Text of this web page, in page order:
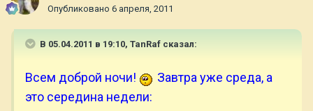
Опубликовано 6 апреля, 2011
В 05.04.2011 в 19:10, TanRaf сказал:
Всем доброй ночи!
Завтра уже среда, а
это середина недели: